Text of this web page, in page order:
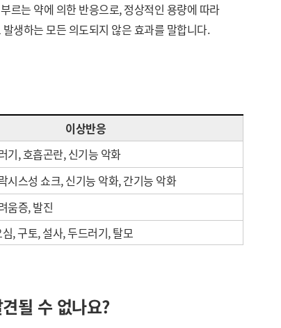
르는 약에 의한 반응으로, 정상적인 용량에 따라
생하는 모든 의도되지 않은 효과를 말합니다.
이상반응
기, 호흡곤란, 신기능 악화
시스성 쇼크, 신기능 악화, 간기능 악화
움증, 발진
, 구토, 설사, 두드러기, 탈모
될 수 없나요?